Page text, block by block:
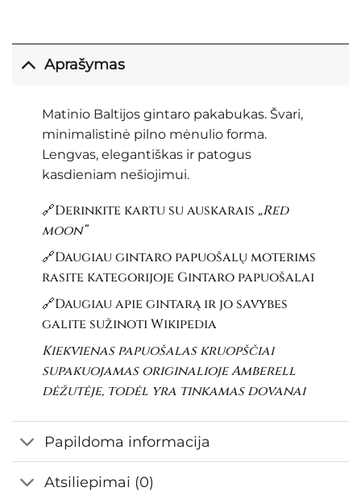
Aprašymas
Matinio Baltijos gintaro pakabukas. Švari,
minimalistinė pilno mėnulio forma.
Lengvas, elegantiškas ir patogus
kasdieniam nešiojimui.
🔗Derinkite kartu su auskarais „Red
moon”
🔗Daugiau gintaro papuošalų moterims
rasite kategorijoje Gintaro papuošalai
🔗Daugiau apie gintarą ir jo savybes
galite sužinotiWikipedia
Kiekvienas papuošalas kruopščiai
supakuojamas originalioje Amberell
dėžutėje, todėl yra tinkamas dovanai
Papildoma informacija
Atsiliepimai (0)